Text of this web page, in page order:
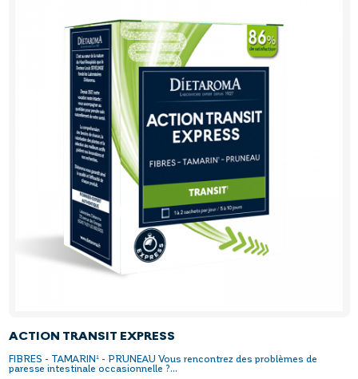
ACTION TRANSIT EXPRESS
FIBRES - TAMARIN¹ - PRUNEAU Vous rencontrez des problèmes de
paresse intestinale occasionnelle ?...